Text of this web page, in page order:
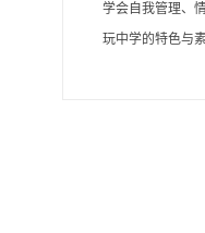
学会自我管理、
玩中学的特色与